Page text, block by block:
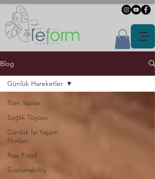
Blog
Tüm Yazılar
Sağlık Tüyosu
Günlük İyi Yaşam
Notları
Raw Food
Sustainability
Günlük Hareketler